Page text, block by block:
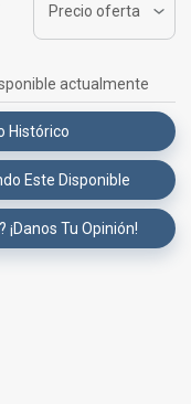
Precio oferta
actualmente
Histórico
Este Disponible
¡Danos Tu Opinión!